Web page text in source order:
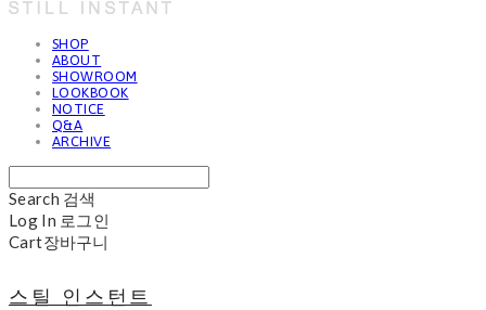
SHOP
ABOUT
SHOWROOM
LOOKBOOK
NOTICE
Q&A
ARCHIVE
Search 검색
Log In 로그인
Cart장바구니
스틸 인스턴트